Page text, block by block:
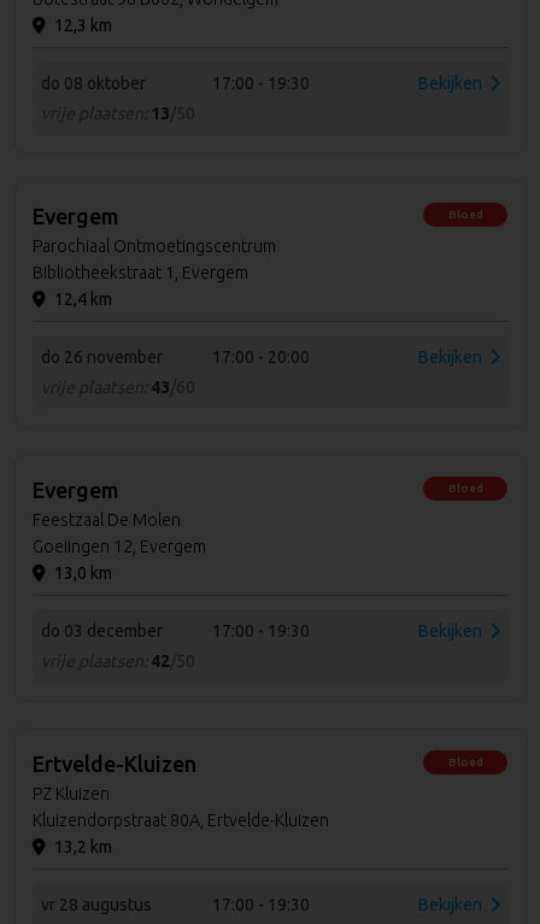
12,3 km
do 08 oktober
17:00 - 19:30
vrije plaatsen: 13/50
Bekijken
Evergem
Parochiaal Ontmoetingscentrum
Bibliotheekstraat 1, Evergem
12,4 km
Bloed
do 26 november
17:00 - 20:00
vrije plaatsen: 43/60
Bekijken
Evergem
Feestzaal De Molen
Goeiingen 12, Evergem
13,0 km
Bloed
do 03 december
17:00 - 19:30
vrije plaatsen: 42/50
Bekijken
Ertvelde-Kluizen
PZ Kluizen
Kluizendorpstraat 80A, Ertvelde-Kluizen
13,2 km
Bloed
vr 28 augustus
17:00 - 19:30
Bekijken